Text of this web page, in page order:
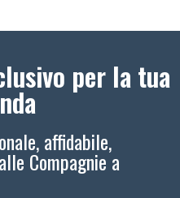
per la tua
affidabile,
Compagnie a